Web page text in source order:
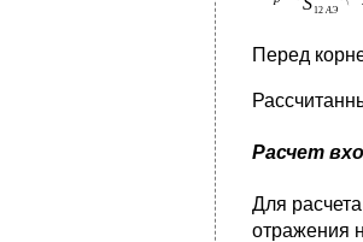
Перед
Расчет
Для
отражения